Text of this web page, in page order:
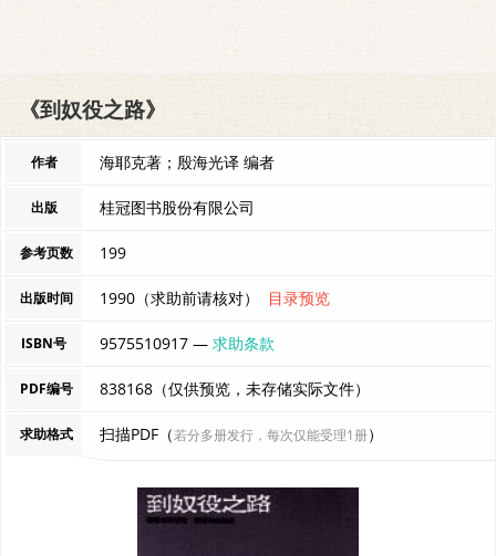
《到奴役之路》
作者 海耶克著；殷海光译 编者
出版 桂冠图书股份有限公司
参考页数 199
出版时间 1990（求助前请核对） 目录预览
ISBN号 9575510917 —求助条款
PDF编号 838168（仅供预览，未存储实际文件）
求助格式 扫描PDF（若分多册发行，每次仅能受理1册）